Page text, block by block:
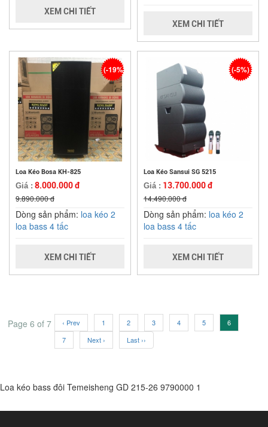
XEM CHI TIẾT
XEM CHI TIẾT
Loa Kéo Bosa KH-825
Giá : 8.000.000 đ
9.890.000 đ
(-19%)
Dòng sản phẩm: loa kéo 2
loa bass 4 tấc
XEM CHI TIẾT
Loa Kéo Sansui SG 5215
Giá : 13.700.000 đ
14.490.000 đ
(-5%)
Dòng sản phẩm: loa kéo 2
loa bass 4 tấc
XEM CHI TIẾT
Page 6 of 7 ‹ Prev 1 2 3 4 5
6
7
Next › Last ››
Loa kéo bass đôi Temeisheng GD 215-26 9790000 1